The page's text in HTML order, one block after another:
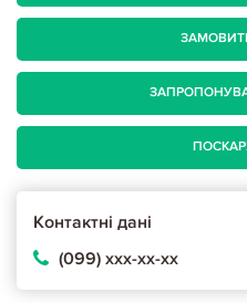
Контактні дані
(099) ххх-хх-хх